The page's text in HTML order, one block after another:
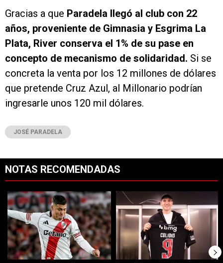
Gracias a que Paradela llegó al club con 22
años, proveniente de Gimnasia y Esgrima La
Plata, River conserva el 1% de su pase en
concepto de mecanismo de solidaridad. Si se
concreta la venta por los 12 millones de dólares
que pretende Cruz Azul, al Millonario podrían
ingresarle unos 120 mil dólares.
JOSÉ PARADELA
NOTAS RECOMENDADAS
Un artículo de tendencia con el título "Tras su salida de River,
Un artículo de tendencia con el